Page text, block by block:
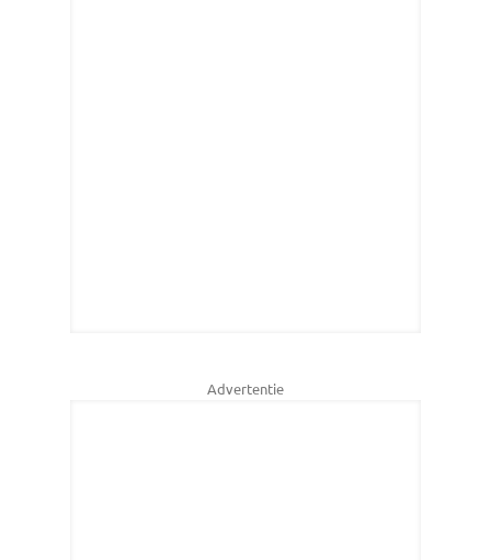
Advertentie